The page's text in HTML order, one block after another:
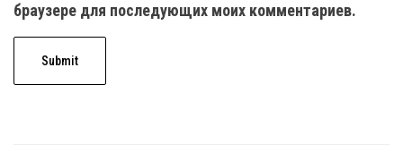
браузере для последующих моих комментариев.